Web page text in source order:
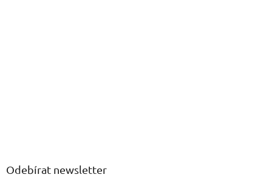
Odebírat newsletter